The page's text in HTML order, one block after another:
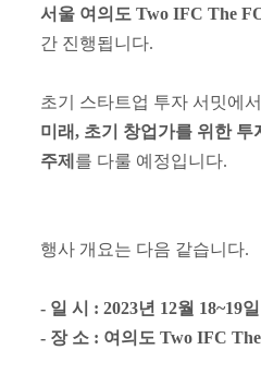
서울 여의도 Two IFC The
간 진행됩니다.
초기 스타트업 투자 서밋에
미래, 초기 창업가를 위한 투
주제 를 다룰 예정입니다.
행사 개요는 다음 같습니다.
- 일 시 : 2023년 12월 18~19일
- 장 소 : 여의도 Two IFC